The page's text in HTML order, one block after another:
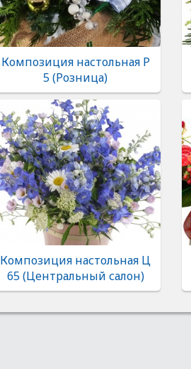
Композиция настольная Р
5 (Розница)
Композиция настольная Ц
65 (Центральный салон)